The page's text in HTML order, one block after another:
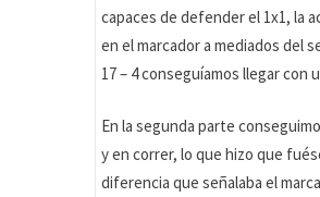
capaces de defender el 1x1, la
en el marcador a mediados del
17 – 4 conseguíamos llegar con
En la segunda parte
y en correr, lo que hizo que
diferencia que señalaba el